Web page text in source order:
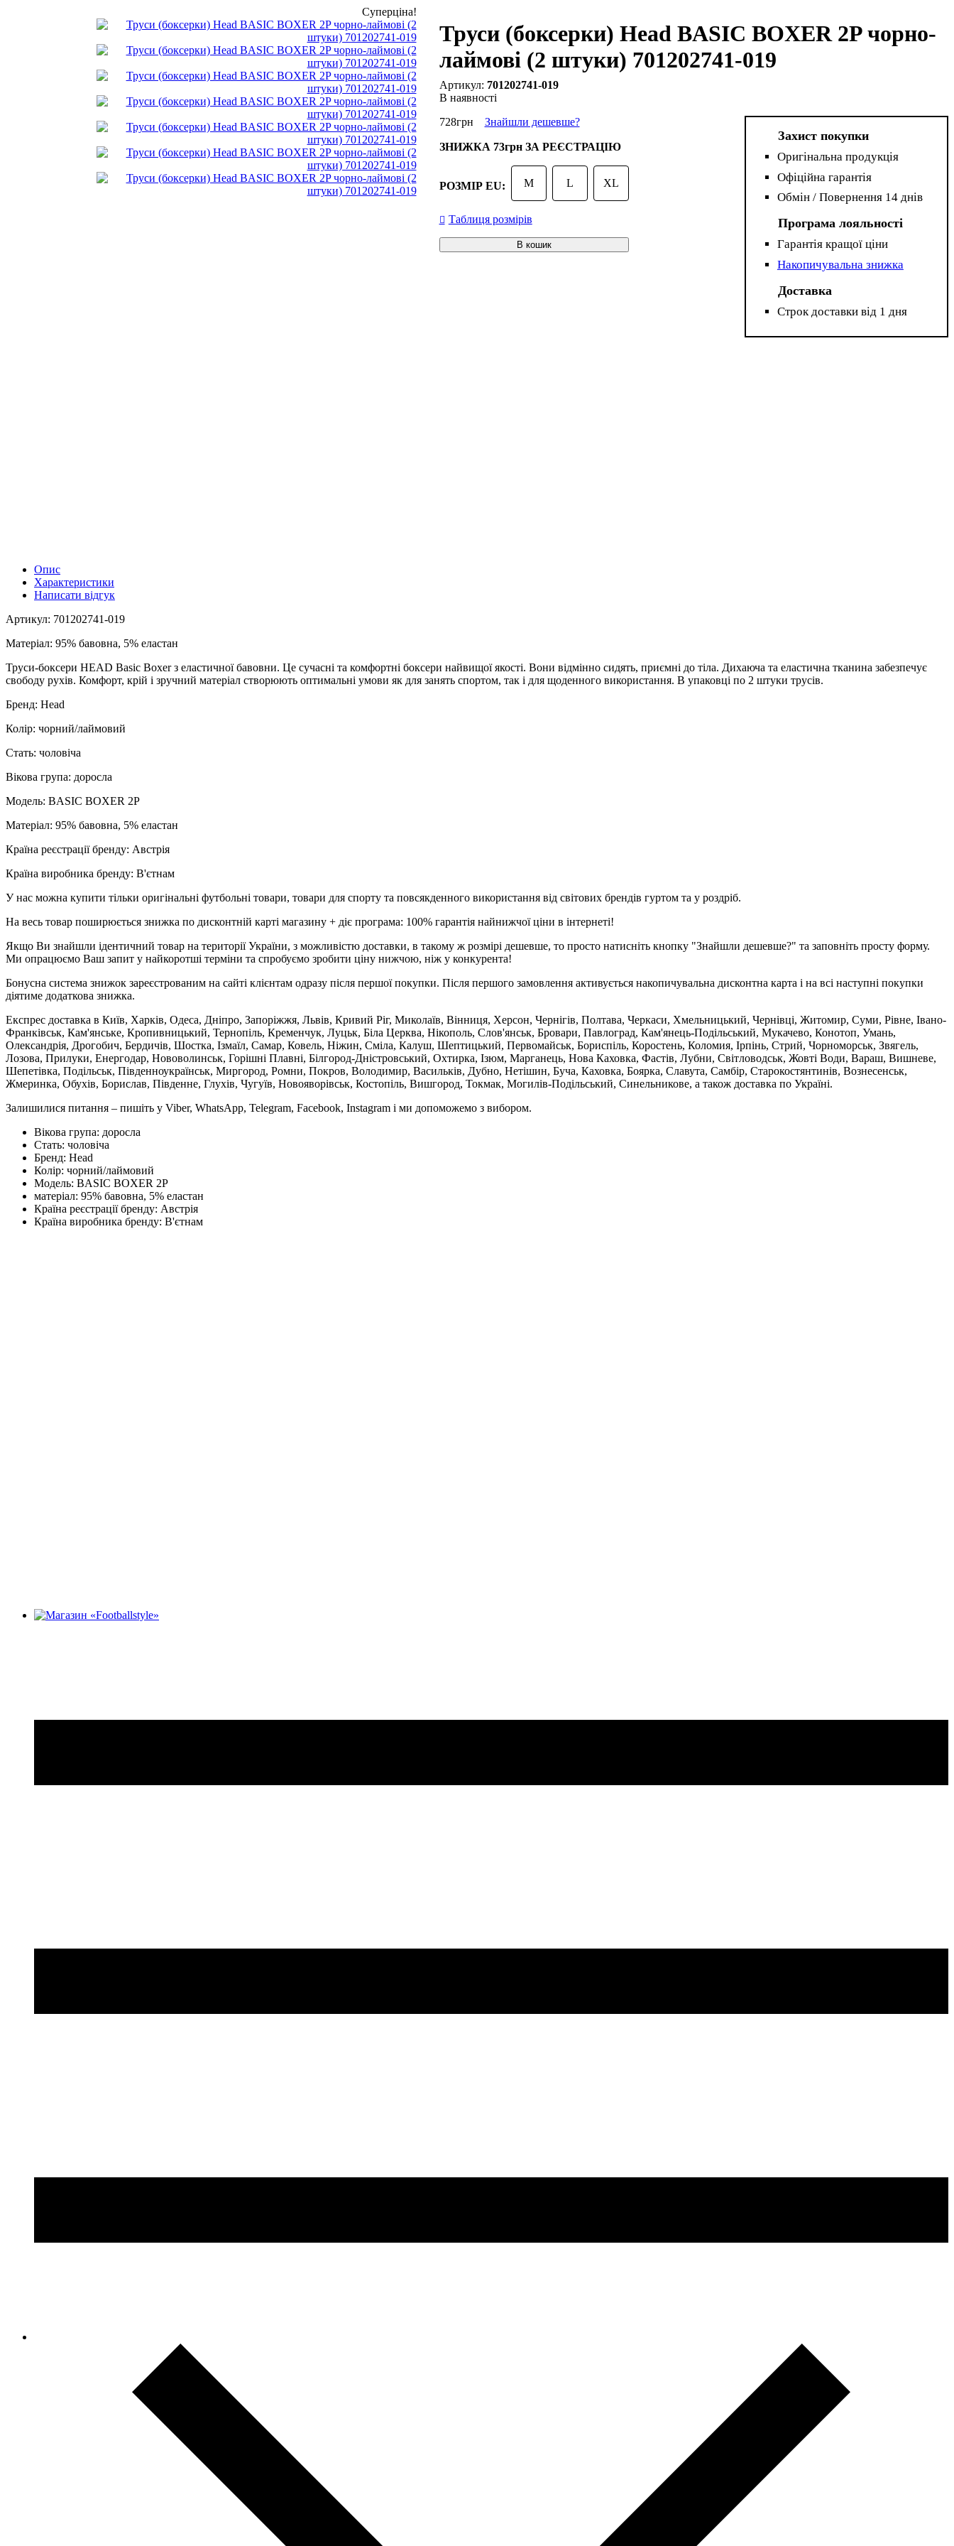
Суперціна!
Труси (боксерки) Head BASIC BOXER 2P чорно-
лаймові (2 штуки) 701202741-019
701202741-019
В наявності
728грн Знайшли дешевше?
ЗНИЖКА 73грн ЗА РЕЄСТРАЦІЮ
РОЗМІР EU: M L XL
Таблиця розмірів
В кошик
Захист покупки
Оригінальна продукція
Офіційна гарантія
Обмін / Повернення 14 днів
Програма лояльності
Гарантія кращої ціни
Накопичувальна знижка
Доставка
Строк доставки від 1 дня
Опис
Характеристики
Написати відгук
Артикул: 701202741-019
Матеріал: 95% бавовна, 5% еластан
Труси-боксери HEAD Basic Boxer з еластичної бавовни. Це сучасні та комфортні боксери найвищої якості. Вони відмінно сидять, приємні до тіла. Дихаюча та еластична тканина забезпечує
свободу рухів. Комфорт, крій і зручний матеріал створюють оптимальні умови як для занять спортом, так і для щоденного використання. В упаковці по 2 штуки трусів.
Бренд: Head
Колір: чорний/лаймовий
Стать: чоловіча
Вікова група: доросла
Модель: BASIC BOXER 2P
Матеріал: 95% бавовна, 5% еластан
Країна реєстрації бренду: Австрія
Країна виробника бренду: В'єтнам
У нас можна купити тільки оригінальні футбольні товари, товари для спорту та повсякденного використання від світових брендів гуртом та у роздріб.
На весь товар поширюється знижка по дисконтній карті магазину + діє програма: 100% гарантія найнижчої ціни в інтернеті!
Якщо Ви знайшли ідентичний товар на території України, з можливістю доставки, в такому ж розмірі дешевше, то просто натисніть кнопку "Знайшли дешевше?" та заповніть просту форму.
Ми опрацюємо Ваш запит у найкоротші терміни та спробуємо зробити ціну нижчою, ніж у конкурента!
Бонусна система знижок зареєстрованим на сайті клієнтам одразу після першої покупки. Після першого замовлення активується накопичувальна дисконтна карта і на всі наступні покупки
діятиме додаткова знижка.
Експрес доставка в Київ, Харків, Одеса, Дніпро, Запоріжжя, Львів, Кривий Ріг, Миколаїв, Вінниця, Херсон, Чернігів, Полтава, Черкаси, Хмельницький, Чернівці, Житомир, Суми, Рівне, Івано-
Франківськ, Кам'янське, Кропивницький, Тернопіль, Кременчук, Луцьк, Біла Церква, Нікополь, Слов'янськ, Бровари, Павлоград, Кам'янець-Подільський, Мукачево, Конотоп, Умань,
Олександрія, Дрогобич, Бердичів, Шостка, Ізмаїл, Самар, Ковель, Ніжин, Сміла, Калуш, Шептицький, Первомайськ, Бориспіль, Коростень, Коломия, Ірпінь, Стрий, Чорноморськ, Звягель,
Лозова, Прилуки, Енергодар, Нововолинськ, Горішні Плавні, Білгород-Дністровський, Охтирка, Ізюм, Марганець, Нова Каховка, Фастів, Лубни, Світловодськ, Жовті Води, Вараш, Вишневе,
Шепетівка, Подільськ, Південноукраїнськ, Миргород, Ромни, Покров, Володимир, Васильків, Дубно, Нетішин, Буча, Каховка, Боярка, Славута, Самбір, Старокостянтинів, Вознесенськ,
Жмеринка, Обухів, Борислав, Південне, Глухів, Чугуїв, Новояворівськ, Костопіль, Вишгород, Токмак, Могилів-Подільський, Синельникове, а також доставка по Україні.
Залишилися питання – пишіть у Viber, WhatsApp, Telegram, Facebook, Instagram і ми допоможемо з вибором.
Вікова група: доросла
Стать: чоловіча
Бренд: Head
Колір: чорний/лаймовий
Модель: BASIC BOXER 2P
матеріал: 95% бавовна, 5% еластан
Країна реєстрації бренду: Австрія
Країна виробника бренду: В'єтнам